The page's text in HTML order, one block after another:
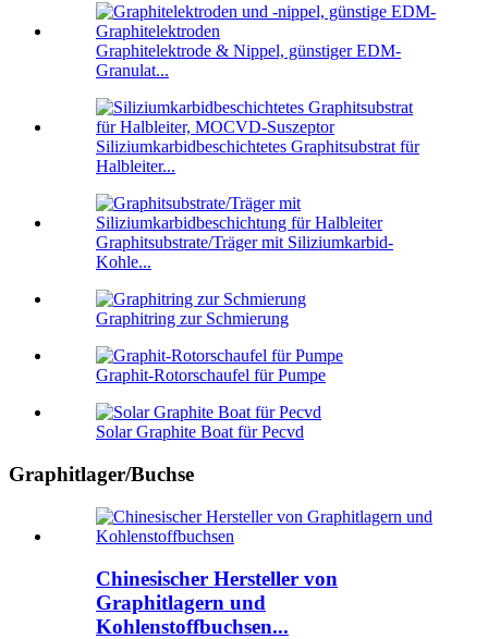
Graphitelektrode & Nippel, günstiger EDM-
Granulat...
Siliziumkarbidbeschichtetes Graphitsubstrat für
Halbleiter...
Graphitsubstrate/Träger mit Siliziumkarbid-
Kohle...
Graphitring zur Schmierung
Graphit-Rotorschaufel für Pumpe
Solar Graphite Boat für Pecvd
Graphitlager/Buchse
Chinesischer Hersteller von
Graphitlagern und
Kohlenstoffbuchsen...